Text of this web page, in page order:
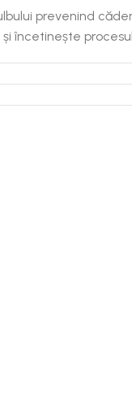
prevenind
încetinește